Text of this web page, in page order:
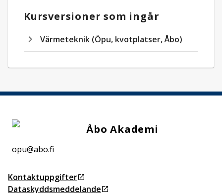
Kursversioner som ingår
Värmeteknik (Öpu, kvotplatser, Åbo)
Åbo Akademi
opu@abo.fi
Kontaktuppgifter
Öppnas i ny flik
Dataskyddsmeddelande